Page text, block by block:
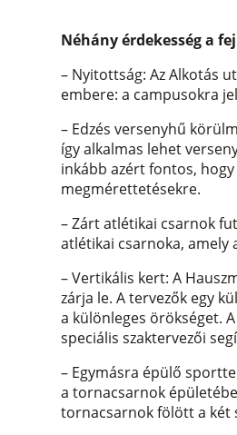
Néhány érdekesség a
– Nyitottság: Az Alkotás
embere: a campusokra
– Edzés versenyhű
így alkalmas lehet
inkább azért fontos,
megmérettetésekre.
– Zárt atlétikai csarnok
atlétikai csarnoka, amely
– Vertikális kert: A
zárja le. A tervezők egy
a különleges örökséget.
speciális szaktervezői
– Egymásra épülő
a tornacsarnok
tornacsarnok fölött a két